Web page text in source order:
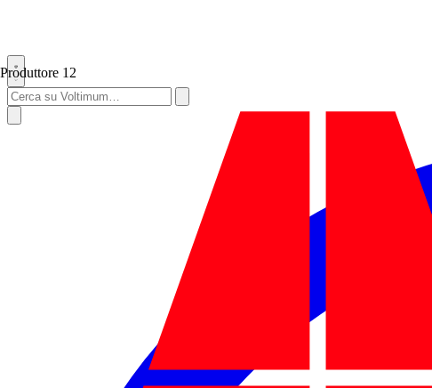
Produttore 12